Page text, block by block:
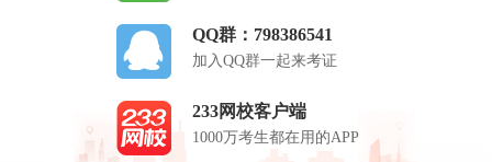
QQ群：798386541
加入QQ群一起来考证
233网校客户端
1000万考生都在用的APP